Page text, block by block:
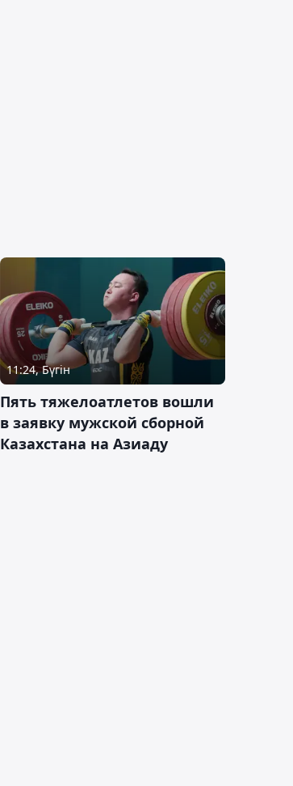
11:24, Бүгін
Пять тяжелоатлетов вошли
в заявку мужской сборной
Казахстана на Азиаду